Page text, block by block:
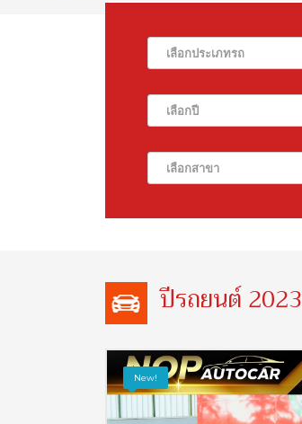
เลือกประเภทรถ
เลือกปี
เลือกสาขา
ปีรถยนต์ 2023
New!